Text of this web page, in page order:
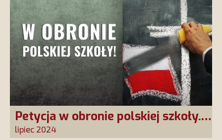
Petycja w obronie polskiej szkoły.
Zatrzymajmy upadek edukacji!
lipiec 2024